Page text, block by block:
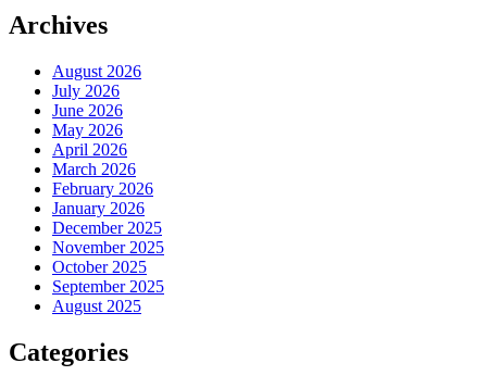
Archives
August 2026
July 2026
June 2026
May 2026
April 2026
March 2026
February 2026
January 2026
December 2025
November 2025
October 2025
September 2025
August 2025
Categories